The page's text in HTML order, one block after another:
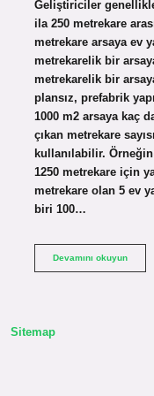
Geliştiriciler
ila 250 metrekare
metrekare arsaya ev
metrekarelik bir
metrekarelik bir
plansız, prefabrik
1000 m2 arsaya kaç
çıkan metrekare
kullanılabilir.
1250 metrekare için
metrekare olan 5 ev
biri 100…
Devamını okuyunBir
Sitemap